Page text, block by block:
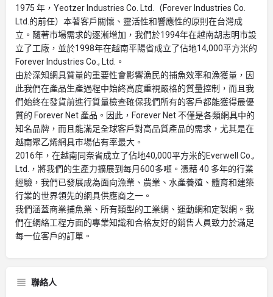
1975 年，Yeotzer Industries Co. Ltd.（Forever Industries Co.
Ltd.的前任）本著客戶關懷、靈活性和響應性的原則在台灣成
立。隨著市場需求的逐漸增加，我們於1994年在越南胡志明市設
立了工廠，並於1998年在越南平陽省成立了佔地14,000平方米的
Forever Industries Co., Ltd.。
由於深知網具質量的重要性會影響漁民的捕魚效率和漁獲量，因
此我們在產品生產過程中始終高度重視嚴格的質量控制，而且我
們始終在發貨前進行質量檢查確保我們所有的客戶都能獲得最優
質的 Forever Net 產品。因此，Forever Net 不僅是各類網具中的
知名品牌，而且能滿足全球客戶對高品質產品的需求，尤其是在
越南聚乙烯網具市場佔有率最大。
2016年，在越南同奈省成立了佔地40,000平方米的Everwell Co.,
Ltd.，將我們的生產力擴展到每月600多噸。憑藉 40 多年的行業
經驗，我們已發展成為面向漁業、農業、水產養殖、體育和建築
行業的世界領先的網具供應商之一。
我們涵蓋商業捕魚業、所有類型的工業網、運動網和定製網。我
們在網絡工程方面的專業知識和合格友好的銷售人員致力於滿足
每一位客戶的訂單。
聯絡人